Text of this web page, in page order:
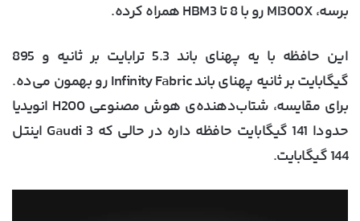
برسه، MI300X رو با 8 تا HBM3 همراه کرده.
این حافظه با یه پهنای باند 5.3 ترابایت بر ثانیه و 895
گیگابایت بر ثانیه پهنای باند Infinity Fabric رو بهمون می‌ده.
برای مقایسه، شتاب‌دهنده‌ی هوش مصنوعی H200 انویدیا
حدودا 141 گیگابایت حافظه داره در حالی که Gaudi 3 اینتل
144 گیگابایت.